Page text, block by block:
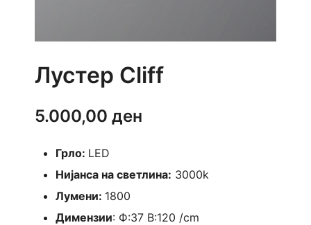
Лустер Cliff
5.000,00 ден
Грло: LED
Нијанса на светлина: 3000k
Лумени: 1800
Димензии: Ф:37 В:120 /cm